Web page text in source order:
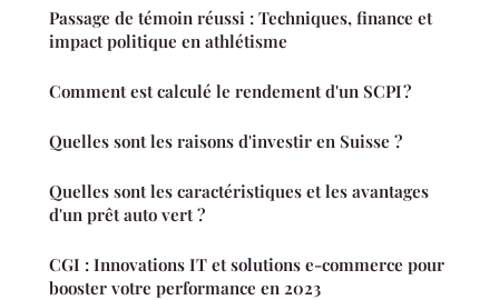
Passage de témoin réussi : Techniques, finance et
impact politique en athlétisme
Comment est calculé le rendement d'un SCPI ?
Quelles sont les raisons d'investir en Suisse ?
Quelles sont les caractéristiques et les avantages
d'un prêt auto vert ?
CGI : Innovations IT et solutions e-commerce pour
booster votre performance en 2023